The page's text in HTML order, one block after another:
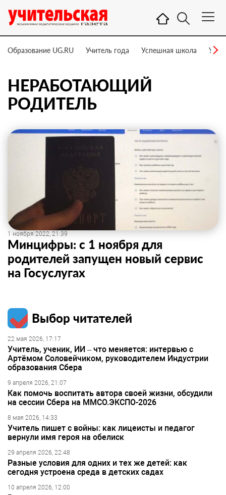
Образование UG.RU Учитель года Успешная школа
НЕРАБОТАЮЩИЙ
РОДИТЕЛЬ
1 ноября 2022, 21:39
Минцифры: с 1 ноября для
родителей запущен новый сервис
на Госуслугах
Выбор читателей
22 мая 2026, 17:17
Учитель, ученик, ИИ – что меняется: интервью с
Артёмом Соловейчиком, руководителем Индустрии
образования Сбера
9 апреля 2026, 21:07
Как помочь воспитать автора своей жизни, обсудили
на сессии Сбера на ММСО.ЭКСПО-2026
8 мая 2026, 14:33
Учитель пишет с войны: как лицеисты и педагог
вернули имя героя на обелиск
29 апреля 2026, 22:48
Разные условия для одних и тех же детей: как
сегодня устроена среда в детских садах
10 апреля 2026, 12:00